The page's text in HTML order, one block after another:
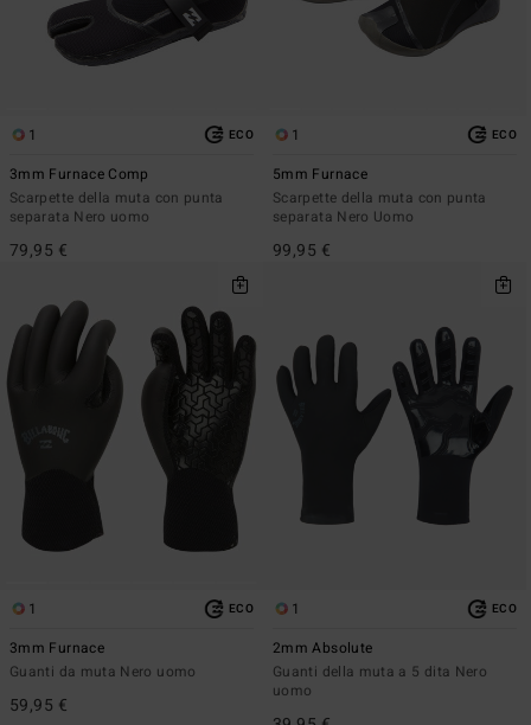
1 ECO
3mm Furnace Comp
Scarpette della muta con punta
separata Nero uomo
79,95 €
1 ECO
5mm Furnace
Scarpette della muta con punta
separata Nero Uomo
99,95 €
1 ECO
3mm Furnace
Guanti da muta Nero uomo
59,95 €
1 ECO
2mm Absolute
Guanti della muta a 5 dita Nero
uomo